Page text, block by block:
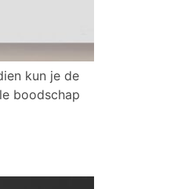
kun je de
boodschap